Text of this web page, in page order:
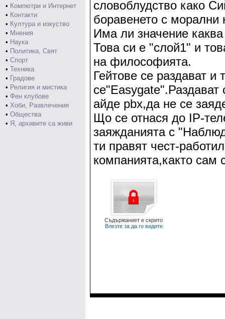
• Компютри и Интернет
• Контакти
• Култура и изкуство
• Мнения
• Наука
• Политика, Свят
• Спорт
• Техника
• Градове
• Религия и мистика
• Фен клубове
• Хоби, Развлечения
• Общества
• Я, архивите са живи
словоблудство како
боравенето с морални
Има ли значение
Това си е "слой1" и
на философията.
Гейтове се раздават и
айде pbx,да не се
Що се отнася до IP-
заяжданията с
ти правят чест-
компанията,както сам
Съдържаниет е скрито
Влезте за да го видите